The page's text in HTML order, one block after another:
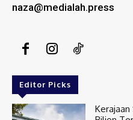
naza@medialah.press
Editor Picks
Kerajaan